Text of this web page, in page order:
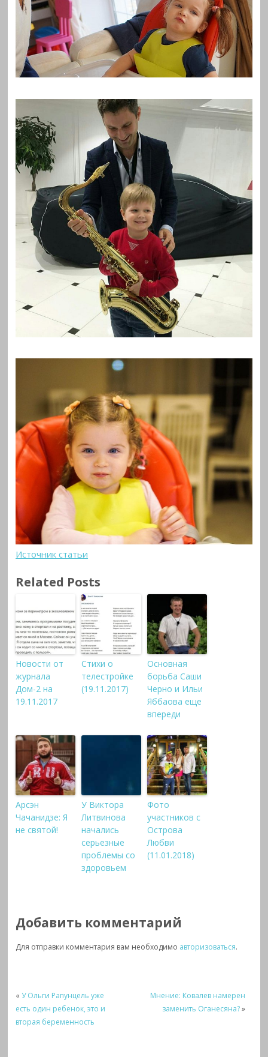
Источник статьи
Related Posts
Новости от
журнала
Дом-2 на
19.11.2017
Стихи о
телестройке
(19.11.2017)
Основная
борьба Саши
Черно и Ильи
Яббаова еще
впереди
Арсэн
Чачанидзе: Я
не святой!
У Виктора
Литвинова
начались
серьезные
проблемы со
здоровьем
Фото
участников с
Острова
Любви
(11.01.2018)
Добавить комментарий
Для отправки комментария вам необходимо авторизоваться.
«У Ольги Рапунцель уже
есть один ребенок, это и
вторая беременность
Мнение: Ковалев намерен
заменить Оганесяна?»